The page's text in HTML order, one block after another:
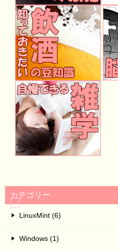
カテゴリー
LinuxMint (6)
Windows (1)